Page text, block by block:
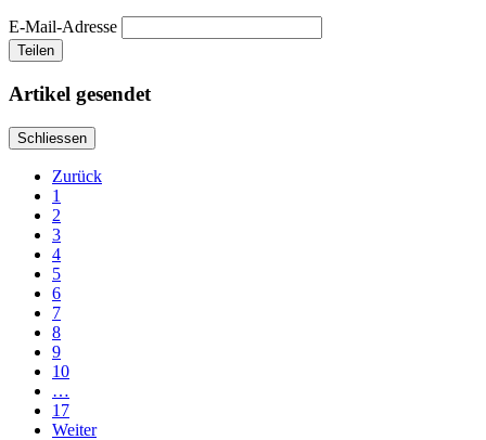
E-Mail-Adresse
Teilen
Artikel gesendet
Schliessen
Zurück
1
2
3
4
5
6
7
8
9
10
…
17
Weiter